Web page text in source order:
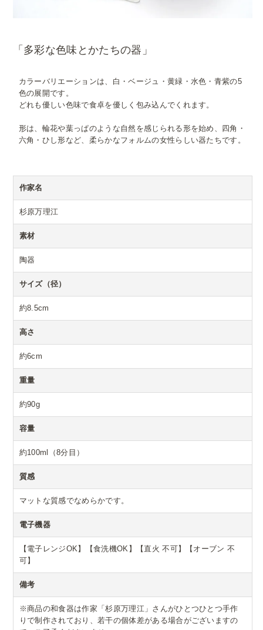
「多彩な色味とかたちの器」
カラーバリエーションは、白・ベージュ・黄緑・水色・青紫の5
色の展開です。
どれも優しい色味で食卓を優しく包み込んでくれます。
形は、輪花や葉っぱのような自然を感じられる形を始め、四角・
六角・ひし形など、柔らかなフォルムの女性らしい器たちです。
作家名
杉原万理江
素材
陶器
サイズ（径）
約8.5cm
高さ
約6cm
重量
約90g
容量
約100ml（8分目）
質感
マットな質感でなめらかです。
電子機器
【電子レンジOK】【食洗機OK】【直火 不可】【オーブン 不
可】
備考
※商品の和食器は作家「杉原万理江」さんがひとつひとつ手作
りで制作されており、若干の個体差がある場合がございますの